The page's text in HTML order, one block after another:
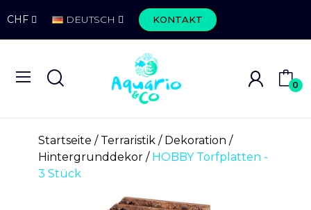
CHF DEUTSCH KONTAKT
0
Startseite Terraristik
Dekoration
Hintergrunddekor
HOBBY Torfplatten -
3 Stück